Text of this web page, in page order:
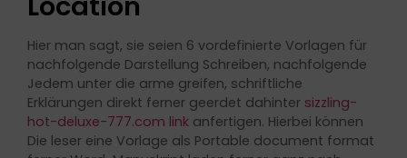
Hier man sagt, sie seien 6 vordefinierte Vorlagen für
nachfolgende Darstellung Schreiben, nachfolgende
Jedem unter die arme greifen, schriftliche
Erklärungen direkt ferner geerdet dahinter sizzling-
hot-deluxe-777.com link anfertigen. Hierbei können
Die leser eine Vorlage als Portable document format